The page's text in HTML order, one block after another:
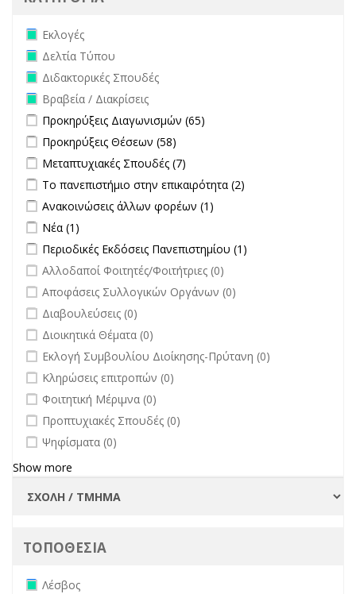
Remove Εκλογές filter
Εκλογές
Remove Δελτία Τύπου filter
Δελτία Τύπου
Remove Διδακτορικές Σπουδές filter
Διδακτορικές Σπουδές
Remove Βραβεία / Διακρίσεις filter
Βραβεία / Διακρίσεις
Apply Προκηρύξεις Διαγωνισμών filter
Προκηρύξεις Διαγωνισμών (65)
Apply Προκηρύξεις Θέσεων filter
Προκηρύξεις Θέσεων (58)
Apply Μεταπτυχιακές Σπουδές filter
Μεταπτυχιακές Σπουδές (7)
Apply Το πανεπιστήμιο στην επικαιρότητα filter
Το πανεπιστήμιο στην επικαιρότητα (2)
Apply Ανακοινώσεις άλλων φορέων filter
Ανακοινώσεις άλλων φορέων (1)
Apply Νέα filter
Νέα (1)
Apply Περιοδικές Εκδόσεις Πανεπιστημίου filter
Περιοδικές Εκδόσεις Πανεπιστημίου (1)
undefined
Αλλοδαποί Φοιτητές/Φοιτήτριες (0)
undefined
Αποφάσεις Συλλογικών Οργάνων (0)
undefined
Διαβουλεύσεις (0)
undefined
Διοικητικά Θέματα (0)
undefined
Εκλογή Συμβουλίου Διοίκησης-Πρύτανη (0)
undefined
Κληρώσεις επιτροπών (0)
undefined
Φοιτητική Μέριμνα (0)
undefined
Προπτυχιακές Σπουδές (0)
undefined
Ψηφίσματα (0)
Show more
ΤΟΠΟΘΕΣΙΑ
Remove Λέσβος filter
Λέσβος